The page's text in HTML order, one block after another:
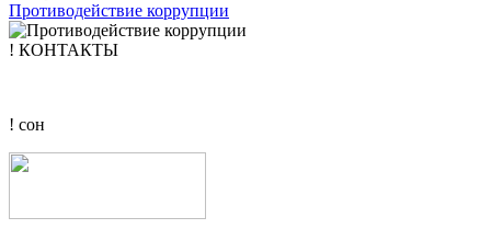
Противодействие коррупции
! КОНТАКТЫ
! сон